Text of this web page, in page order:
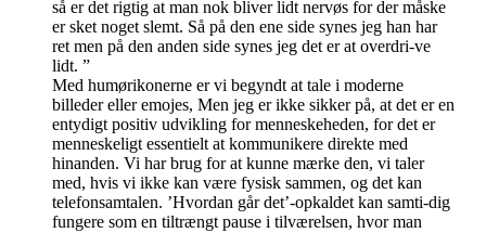
så er det rigtig at man nok bliver lidt nervøs for der måske
er sket noget slemt. Så på den ene side synes jeg han har
ret men på den anden side synes jeg det er at overdri-ve
lidt. ”
Med humørikonerne er vi begyndt at tale i moderne
billeder eller emojes, Men jeg er ikke sikker på, at det er en
entydigt positiv udvikling for menneskeheden, for det er
menneskeligt essentielt at kommunikere direkte med
hinanden. Vi har brug for at kunne mærke den, vi taler
med, hvis vi ikke kan være fysisk sammen, og det kan
telefonsamtalen. ’Hvordan går det’-opkaldet kan samti-dig
fungere som en tiltrængt pause i tilværelsen, hvor man